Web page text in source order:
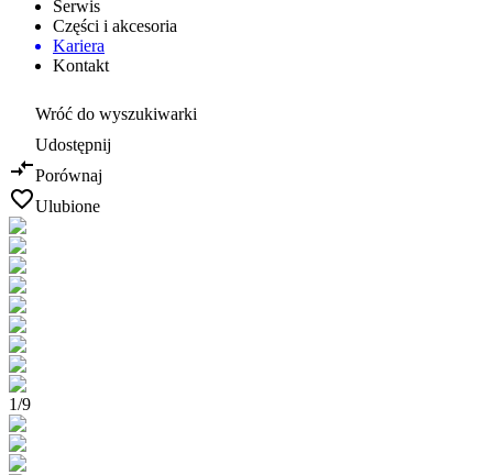
Serwis
Części i akcesoria
Kariera
Kontakt
Wróć do wyszukiwarki
Udostępnij
Porównaj
Ulubione
1/9